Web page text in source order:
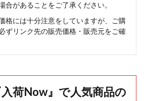
合があることをご了承ください。
格には十分注意をしていますが、ご購
ずリンク先の販売価格・販売元をご確
荷Now』で人気商品の